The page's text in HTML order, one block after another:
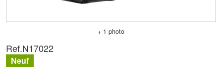
+ 1 photo
Ref.N17022
Neuf